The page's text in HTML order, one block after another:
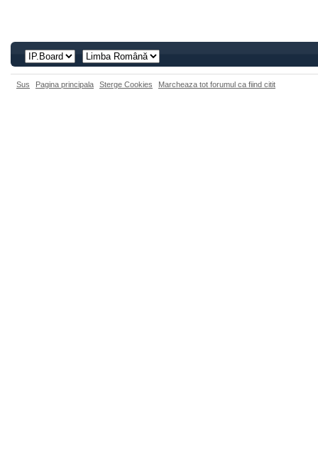
Sus Pagina principala Sterge Cookies Marcheaza tot forumul ca fiind citit